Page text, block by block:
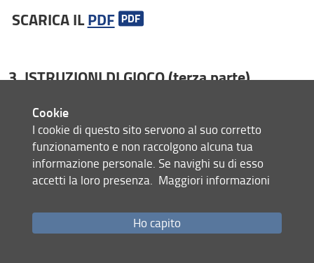
SCARICA ILPDF
3. ISTRUZIONI DI GIOCO (terza parte)
Prima di tutto apri il gioco:
Poi leggiqueste istruzioniper giocare.
SCARICA ILPDF
Cookie
I cookie di questo sito servono al suo corretto
funzionamento e non raccolgono alcuna tua
informazione personale. Se navighi su di esso
accetti la loro presenza. Maggiori informazioni
Ho capito